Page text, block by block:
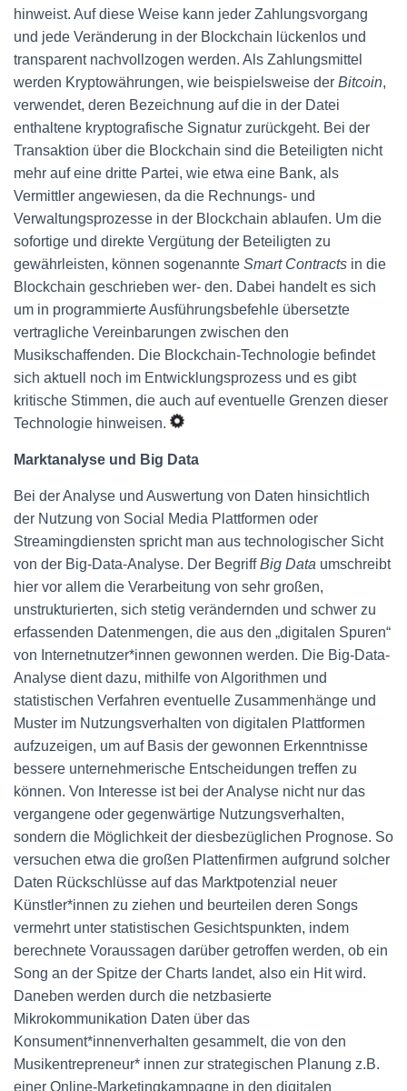
hinweist. Auf diese Weise kann jeder Zahlungsvorgang
und jede Veränderung in der Blockchain lückenlos und
transparent nachvollzogen werden. Als Zahlungsmittel
werden Kryptowährungen, wie beispielsweise der Bitcoin,
verwendet, deren Bezeichnung auf die in der Datei
enthaltene kryptografische Signatur zurückgeht. Bei der
Transaktion über die Blockchain sind die Beteiligten nicht
mehr auf eine dritte Partei, wie etwa eine Bank, als
Vermittler angewiesen, da die Rechnungs- und
Verwaltungsprozesse in der Blockchain ablaufen. Um die
sofortige und direkte Vergütung der Beteiligten zu
gewährleisten, können sogenannte Smart Contracts in die
Blockchain geschrieben wer- den. Dabei handelt es sich
um in programmierte Ausführungsbefehle übersetzte
vertragliche Vereinbarungen zwischen den
Musikschaffenden. Die Blockchain-Technologie befindet
sich aktuell noch im Entwicklungsprozess und es gibt
kritische Stimmen, die auch auf eventuelle Grenzen dieser
Technologie hinweisen.
Marktanalyse und Big Data
Bei der Analyse und Auswertung von Daten hinsichtlich
der Nutzung von Social Media Plattformen oder
Streamingdiensten spricht man aus technologischer Sicht
von der Big-Data-Analyse. Der BegriffBig Data umschreibt
hier vor allem die Verarbeitung von sehr großen,
unstrukturierten, sich stetig verändernden und schwer zu
erfassenden Datenmengen, die aus den „digitalen Spuren“
von Internetnutzer*innen gewonnen werden. Die Big-Data-
Analyse dient dazu, mithilfe von Algorithmen und
statistischen Verfahren eventuelle Zusammenhänge und
Muster im Nutzungsverhalten von digitalen Plattformen
aufzuzeigen, um auf Basis der gewonnen Erkenntnisse
bessere unternehmerische Entscheidungen treffen zu
können. Von Interesse ist bei der Analyse nicht nur das
vergangene oder gegenwärtige Nutzungsverhalten,
sondern die Möglichkeit der diesbezüglichen Prognose. So
versuchen etwa die großen Plattenfirmen aufgrund solcher
Daten Rückschlüsse auf das Marktpotenzial neuer
Künstler*innen zu ziehen und beurteilen deren Songs
vermehrt unter statistischen Gesichtspunkten, indem
berechnete Voraussagen darüber getroffen werden, ob ein
Song an der Spitze der Charts landet, also ein Hit wird.
Daneben werden durch die netzbasierte
Mikrokommunikation Daten über das
Konsument*innenverhalten gesammelt, die von den
Musikentrepreneur* innen zur strategischen Planung z.B.
einer Online-Marketingkampagne in den digitalen